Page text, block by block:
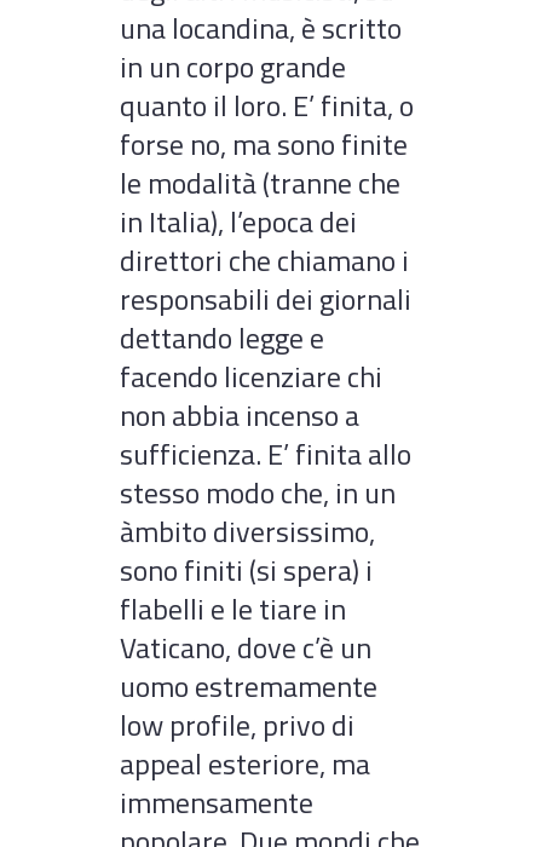
una locandina, è scritto
in un corpo grande
quanto il loro. E’ finita, o
forse no, ma sono finite
le modalità (tranne che
in Italia), l’epoca dei
direttori che chiamano i
responsabili dei giornali
dettando legge e
facendo licenziare chi
non abbia incenso a
sufficienza. E’ finita allo
stesso modo che, in un
àmbito diversissimo,
sono finiti (si spera) i
flabelli e le tiare in
Vaticano, dove c’è un
uomo estremamente
low profile, privo di
appeal esteriore, ma
immensamente